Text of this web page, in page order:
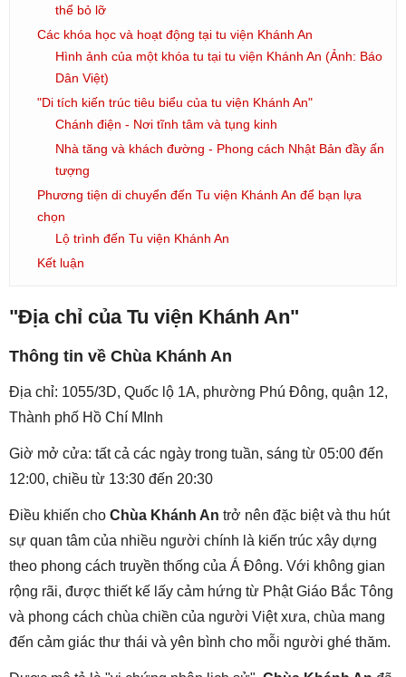
thể bỏ lỡ
Các khóa học và hoạt động tại tu viện Khánh An
Hình ảnh của một khóa tu tại tu viện Khánh An (Ảnh: Báo
Dân Việt)
"Di tích kiến trúc tiêu biểu của tu viện Khánh An"
Chánh điện - Nơi tĩnh tâm và tụng kinh
Nhà tăng và khách đường - Phong cách Nhật Bản đầy ấn
tượng
Phương tiện di chuyển đến Tu viện Khánh An để bạn lựa
chọn
Lộ trình đến Tu viện Khánh An
Kết luận
"Địa chỉ của Tu viện Khánh An"
Thông tin về Chùa Khánh An
Địa chỉ: 1055/3D, Quốc lộ 1A, phường Phú Đông, quận 12,
Thành phố Hồ Chí MInh
Giờ mở cửa: tất cả các ngày trong tuần, sáng từ 05:00 đến
12:00, chiều từ 13:30 đến 20:30
Điều khiến cho Chùa Khánh An trở nên đặc biệt và thu hút
sự quan tâm của nhiều người chính là kiến trúc xây dựng
theo phong cách truyền thống của Á Đông. Với không gian
rộng rãi, được thiết kế lấy cảm hứng từ Phật Giáo Bắc Tông
và phong cách chùa chiền của người Việt xưa, chùa mang
đến cảm giác thư thái và yên bình cho mỗi người ghé thăm.